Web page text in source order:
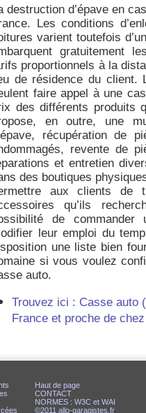
destruction d’épave en
Les conditions
varient toutefois
gratuitement
proportionnels à la
de résidence du client.
faire appel à une
des différents produits
en outre, une
récupération de
revente de
et entretien
des boutiques
aux clients de
qu’ils
de
leur emploi du
une liste bien
si vous voulez
auto.
Trouvez ici : Casse auto
France et proche de
Haut de page
CONTACT
NORMES : W3C et WAI
©2011 allo-garagistes.fr